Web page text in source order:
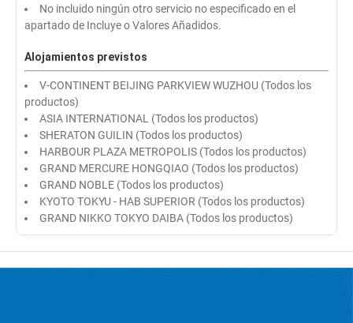
No incluido ningún otro servicio no especificado en el
apartado de Incluye o Valores Añadidos.
Alojamientos previstos
V-CONTINENT BEIJING PARKVIEW WUZHOU (Todos los
productos)
ASIA INTERNATIONAL (Todos los productos)
SHERATON GUILIN (Todos los productos)
HARBOUR PLAZA METROPOLIS (Todos los productos)
GRAND MERCURE HONGQIAO (Todos los productos)
GRAND NOBLE (Todos los productos)
KYOTO TOKYU - HAB SUPERIOR (Todos los productos)
GRAND NIKKO TOKYO DAIBA (Todos los productos)